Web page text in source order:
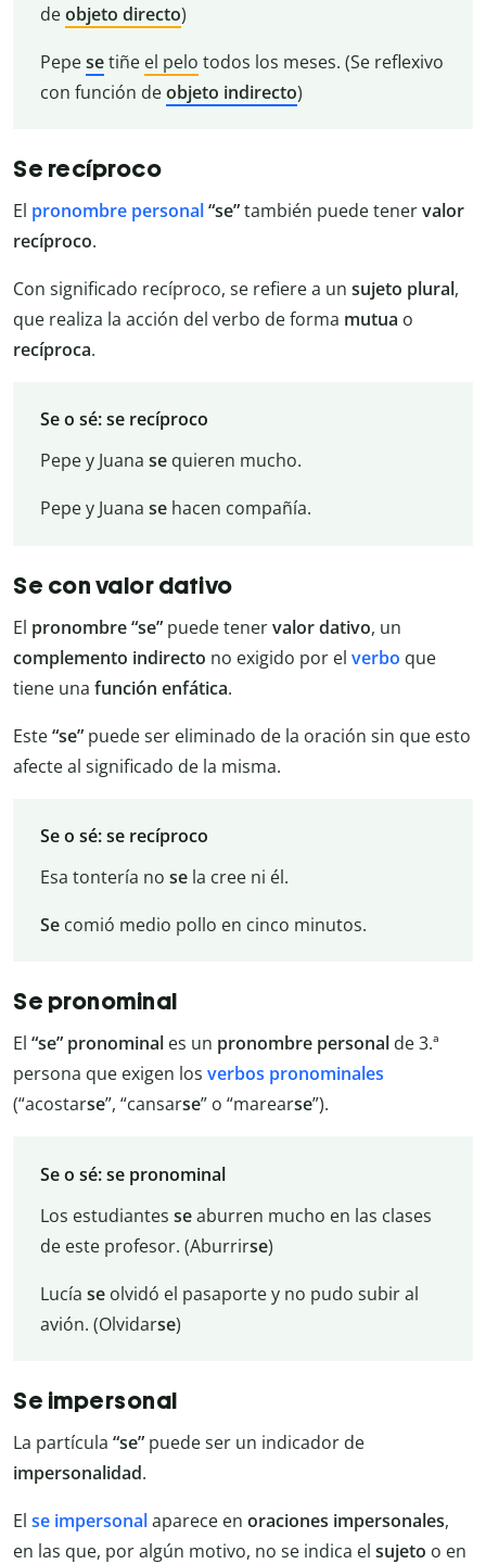
deobjeto directo)
Pepesetiñe el pelo todos los meses. (Se reflexivo
con función deobjeto indirecto)
Se recíproco
El pronombre personal“se”también puede tenervalor
recíproco.
Con significado recíproco, se refiere a un sujeto plural,
que realiza la acción del verbo de forma mutua o
recíproca.
Se o sé: se recíproco
Pepe y Juana sequieren mucho.
Pepe y Juana sehacen compañía.
Se con valor dativo
El pronombre “se” puede tenervalordativo, un
complemento indirecto no exigido por el verbo que
tiene una función enfática.
Este“se” puede ser eliminado de la oración sin que esto
afecte al significado de la misma.
Se o sé: se recíproco
Esa tontería no sela cree ni él.
Secomió medio pollo en cinco minutos.
Se pronominal
El “se” pronominal es un pronombre personal de 3.ª
persona que exigen los verbos pronominales
(“acostarse”, “cansarse” o “marearse”).
Se o sé: se pronominal
Los estudiantes seaburren mucho en las clases
de este profesor. (Aburrirse)
Lucía seolvidó el pasaporte y no pudo subir al
avión. (Olvidarse)
Se impersonal
La partícula “se” puede ser un indicador de
impersonalidad.
El se impersonalaparece en oraciones impersonales,
en las que, por algún motivo, no se indica el sujeto o en